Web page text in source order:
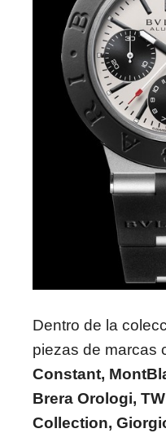
Dentro de la
piezas de marcas
Constant,
Brera Orologi,
Collection,